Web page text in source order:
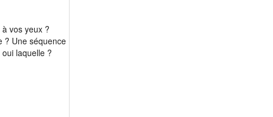
vos yeux ?
? Une séquence
laquelle ?